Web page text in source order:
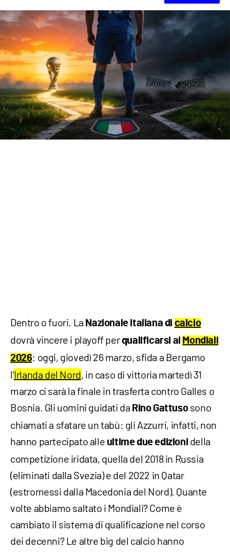
Dentro o fuori. La Nazionale italiana di calcio
dovrà vincere i playoff perqualificarsi ai Mondiali
2026: oggi, giovedì 26 marzo, sfida a Bergamo
l'Irlanda del Nord, in caso di vittoria martedì 31
marzo ci sarà la finale in trasferta contro Galles o
Bosnia. Gli uomini guidati da Rino Gattusosono
chiamati a sfatare un tabù: gli Azzurri, infatti, non
hanno partecipato alle ultime due edizioni della
competizione iridata, quella del 2018 in Russia
(eliminati dalla Svezia) e del 2022 in Qatar
(estromessi dalla Macedonia del Nord). Quante
volte abbiamo saltato i Mondiali? Come è
cambiato il sistema di qualificazione nel corso
dei decenni? Le altre big del calcio hanno